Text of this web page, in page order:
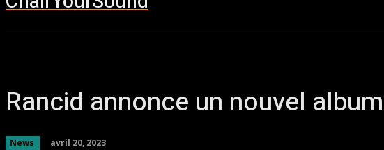
Rancid annonce un nouvel album
News avril 20, 2023